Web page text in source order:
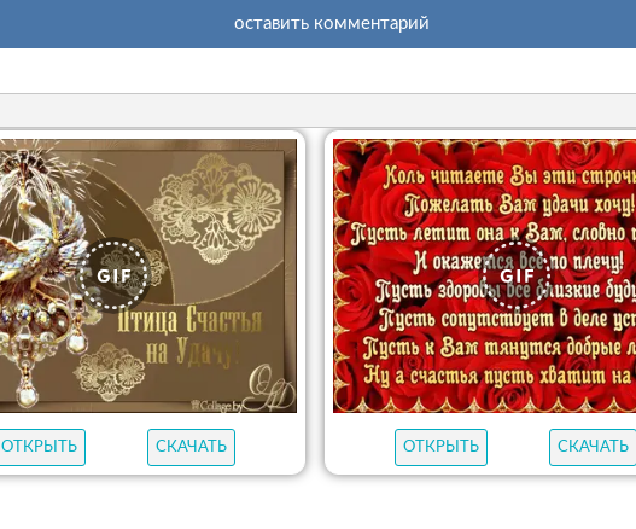
оставить комментарий
ОТКРЫТЬ СКАЧАТЬ ОТКРЫТЬ СКАЧАТЬ